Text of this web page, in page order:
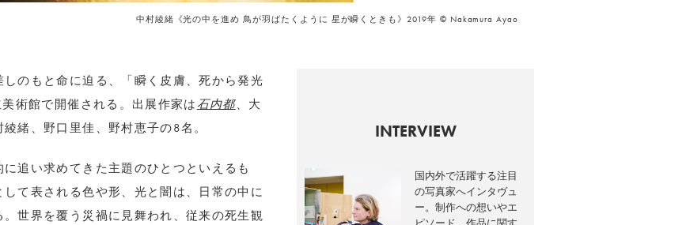
中村綾緒《光の中を進め 鳥が羽ばたくように 星が瞬くときも》2019年 © Nakamura Ayao
のもと命に迫る、「瞬く皮膚、死から発光
術館で開催される。出展作家は 石内都、大
綾緒、野口里佳、野村恵子の8名。
追い求めてきた主題のひとつといえるも
て表される色や形、光と闇は、日常の中に
世界を覆う災禍に見舞われ、従来の死生観
INTERVIEW
国内外で活躍する注目
の写真家へインタヴュ
ー。制作への想いやエ